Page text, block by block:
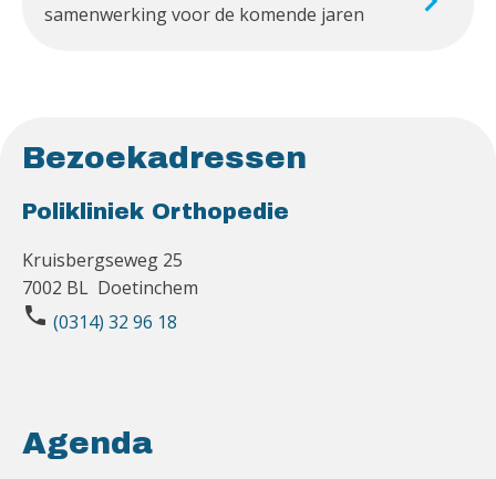
samenwerking voor de komende jaren
Bezoekadressen
Polikliniek Orthopedie
Kruisbergseweg 25
7002 BL Doetinchem
phone (0314) 32 96 18
Agenda